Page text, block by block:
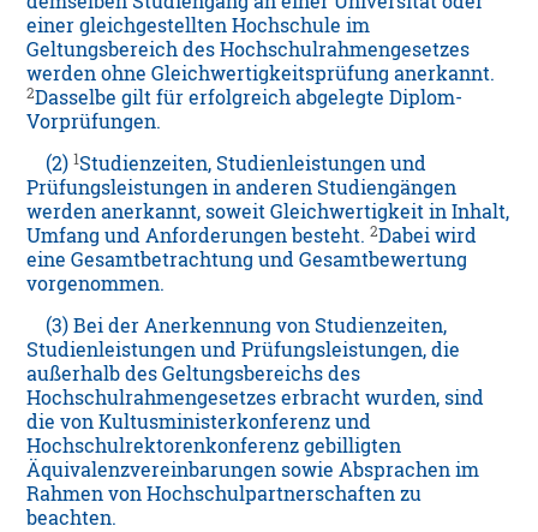
einer gleichgestellten Hochschule im
Geltungsbereich des Hochschulrahmengesetzes
werden ohne Gleichwertigkeitsprüfung anerkannt.
2Dasselbe gilt für erfolgreich abgelegte Diplom-
Vorprüfungen.
(2)1Studienzeiten, Studienleistungen und
Prüfungsleistungen in anderen Studiengängen
werden anerkannt, soweit Gleichwertigkeit in Inhalt,
Umfang und Anforderungen besteht.2Dabei wird
eine Gesamtbetrachtung und Gesamtbewertung
vorgenommen.
(3) Bei der Anerkennung von Studienzeiten,
Studienleistungen und Prüfungsleistungen, die
außerhalb des Geltungsbereichs des
Hochschulrahmengesetzes erbracht wurden, sind
die von Kultusministerkonferenz und
Hochschulrektorenkonferenz gebilligten
Äquivalenzvereinbarungen sowie Absprachen im
Rahmen von Hochschulpartnerschaften zu
beachten.